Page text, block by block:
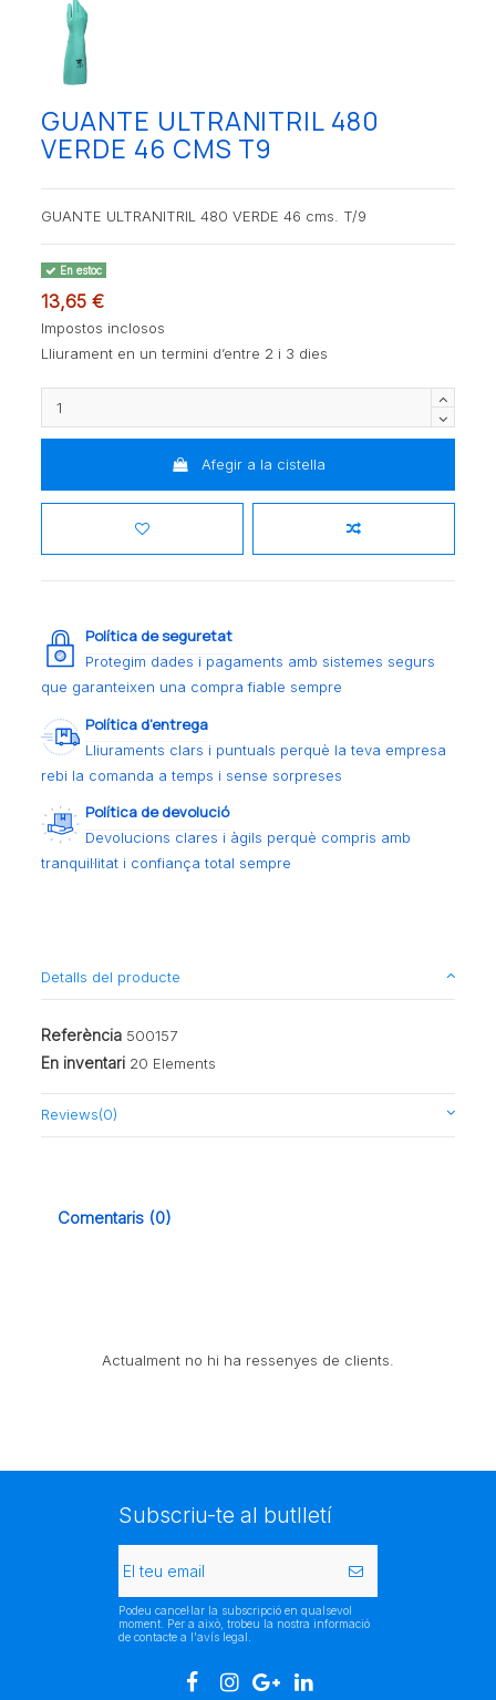
GUANTE ULTRANITRIL 480
VERDE 46 CMS T9
GUANTE ULTRANITRIL 480 VERDE 46 cms. T/9
En estoc
13,65 €
Impostos inclosos
Lliurament en un termini d’entre 2 i 3 dies
Afegir a la cistella
Política de seguretat
Protegim dades i pagaments amb sistemes segurs
que garanteixen una compra fiable sempre
Política d’entrega
Lliuraments clars i puntuals perquè la teva empresa
rebi la comanda a temps i sense sorpreses
Política de devolució
Devolucions clares i àgils perquè compris amb
tranquil·litat i confiança total sempre
Detalls del producte
Referència 500157
En inventari 20 Elements
Reviews(0)
Comentaris (0)
Actualment no hi ha ressenyes de clients.
Subscriu-te al butlletí
Podeu cancel·lar la subscripció en qualsevol
moment. Per a això, trobeu la nostra informació
de contacte a l'avís legal.